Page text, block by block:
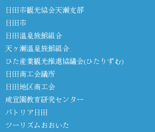
日田市観光協会天瀬支部
日田市
日田温泉旅館組合
天ヶ瀬温泉旅館組合
ひた産業観光推進協議会(ひたりずむ)
日田商工会議所
日田地区商工会
咸宜園教育研究センター
パトリア日田
ツーリズムおおいた